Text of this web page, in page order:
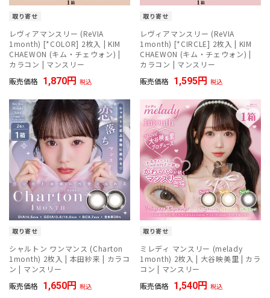
取り寄せ
レヴィアマンスリー (ReVIA
1month) [*COLOR] 2枚入 | KIM
CHAEWON (キム・チェウォン) |
カラコン | マンスリー
販売価格 1,870 税込
取り寄せ
レヴィアマンスリー (ReVIA
1month) [*CIRCLE] 2枚入 | KIM
CHAEWON (キム・チェウォン) |
カラコン | マンスリー
販売価格 1,595 税込
取り寄せ
シャルトン ワンマンス (Charton
1month) 2枚入 | 本田紗来 | カラコ
ン | マンスリー
販売価格 1,650 税込
取り寄せ
ミレディ マンスリー (melady
1month) 2枚入 | 大谷映美里 | カラ
コン | マンスリー
販売価格 1,540 税込